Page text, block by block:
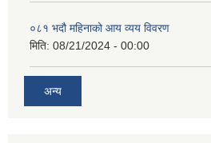
०८१ भदौ महिनाको आय व्यय विवरण
मिति: 08/21/2024 - 00:00
अन्य